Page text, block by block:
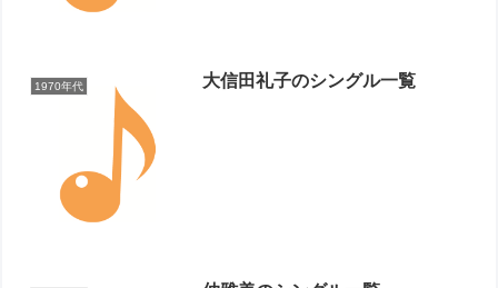
1970年代 大信田礼子のシングル一覧